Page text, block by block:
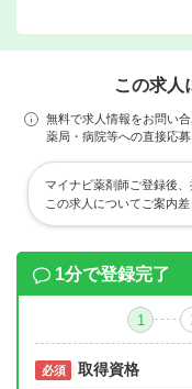
この求人
無料で求人情報をお問い合
薬局・病院等への直接応
マイナビ薬剤師ご登録後
この求人についてご案内差
1分で登録完了
1
必須 取得資格